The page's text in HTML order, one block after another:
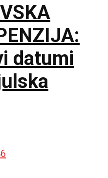
datumi